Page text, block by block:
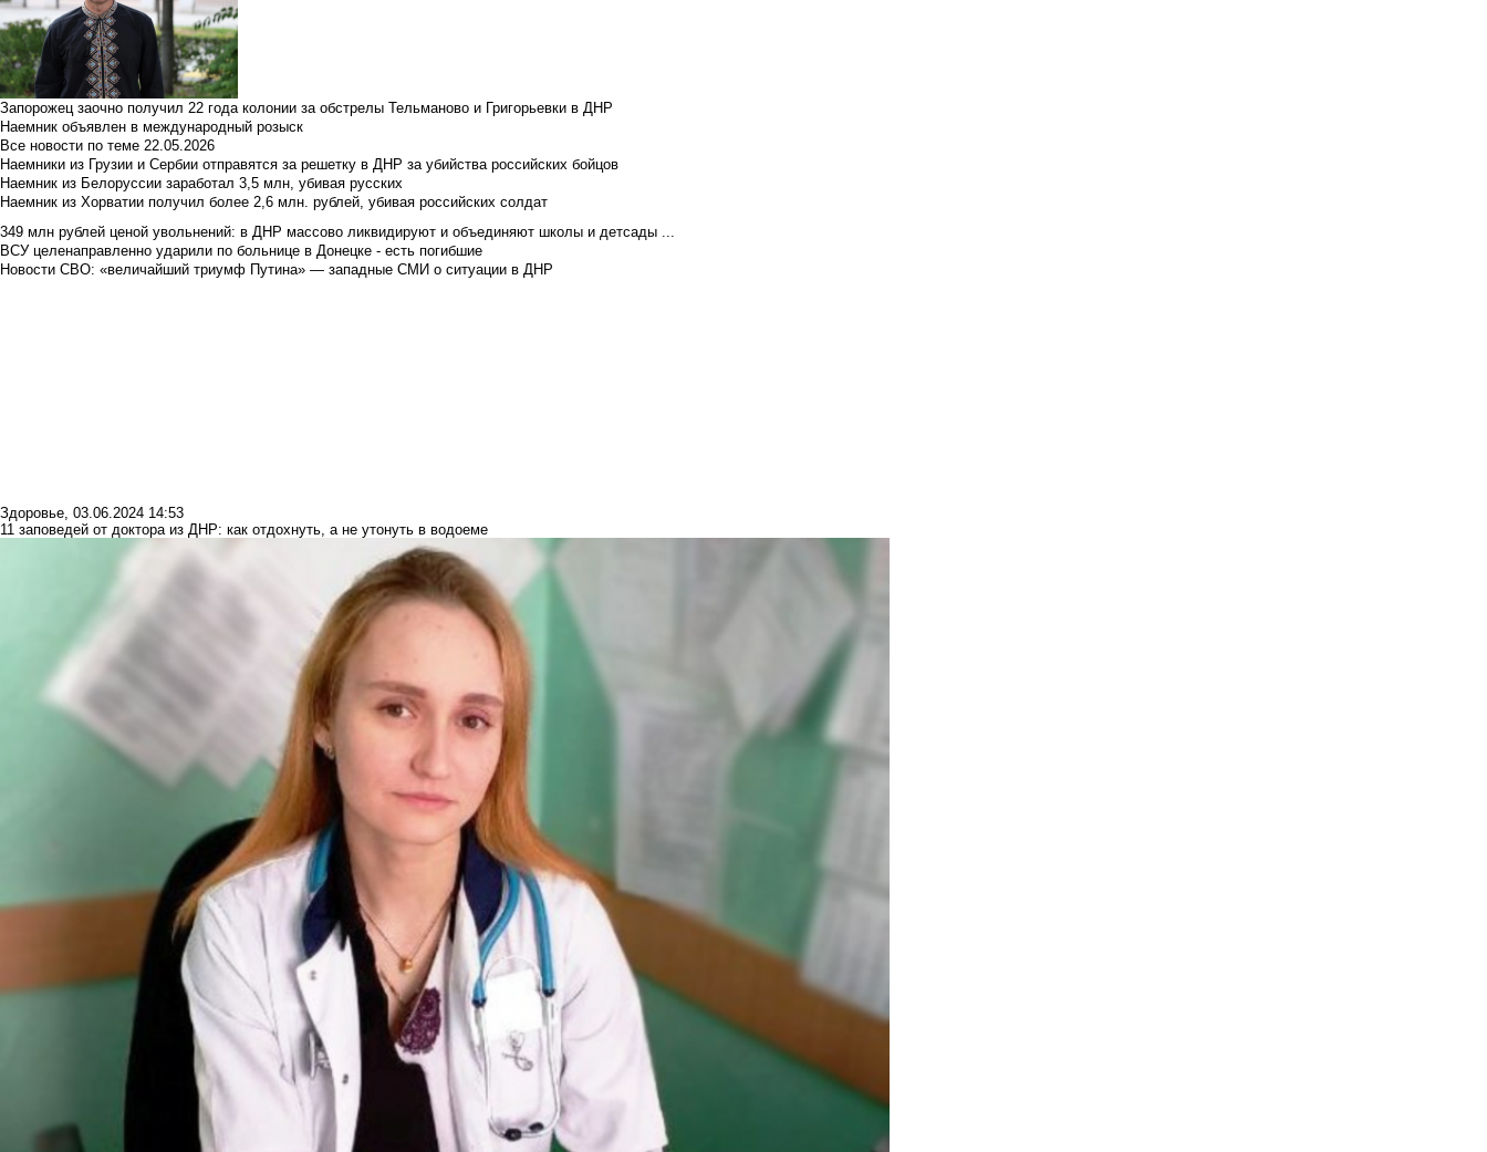
Запорожец заочно получил 22 года колонии за обстрелы Тельманово и Григорьевки в ДНР
Наемник объявлен в международный розыск
Все новости по теме 22.05.2026
Наемники из Грузии и Сербии отправятся за решетку в ДНР за убийства российских бойцов
Наемник из Белоруссии заработал 3,5 млн, убивая русских
Наемник из Хорватии получил более 2,6 млн. рублей, убивая российских солдат
349 млн рублей ценой увольнений: в ДНР массово ликвидируют и объединяют школы и детсады ...
ВСУ целенаправленно ударили по больнице в Донецке - есть погибшие
Новости СВО: «величайший триумф Путина» — западные СМИ о ситуации в ДНР
Здоровье 03.06.2024 14:53
11 заповедей от доктора из ДНР: как отдохнуть, а не утонуть в водоеме